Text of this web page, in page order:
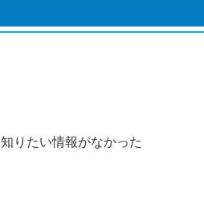
知りたい情報がなかった